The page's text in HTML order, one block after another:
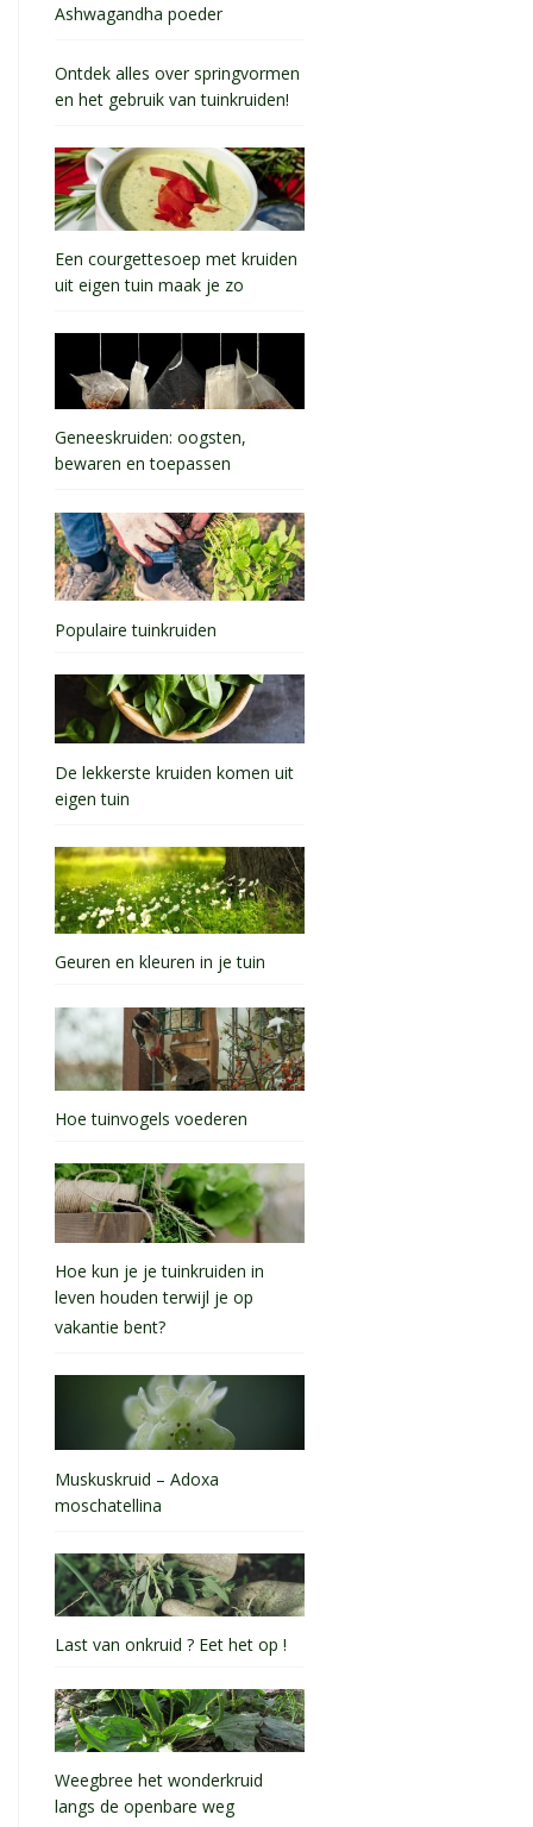
Ashwagandha poeder
Ontdek alles over springvormen
en het gebruik van tuinkruiden!
Een courgettesoep met kruiden
uit eigen tuin maak je zo
Geneeskruiden: oogsten,
bewaren en toepassen
Populaire tuinkruiden
De lekkerste kruiden komen uit
eigen tuin
Geuren en kleuren in je tuin
Hoe tuinvogels voederen
Hoe kun je je tuinkruiden in
leven houden terwijl je op
vakantie bent?
Muskuskruid – Adoxa
moschatellina
Last van onkruid ? Eet het op !
Weegbree het wonderkruid
langs de openbare weg